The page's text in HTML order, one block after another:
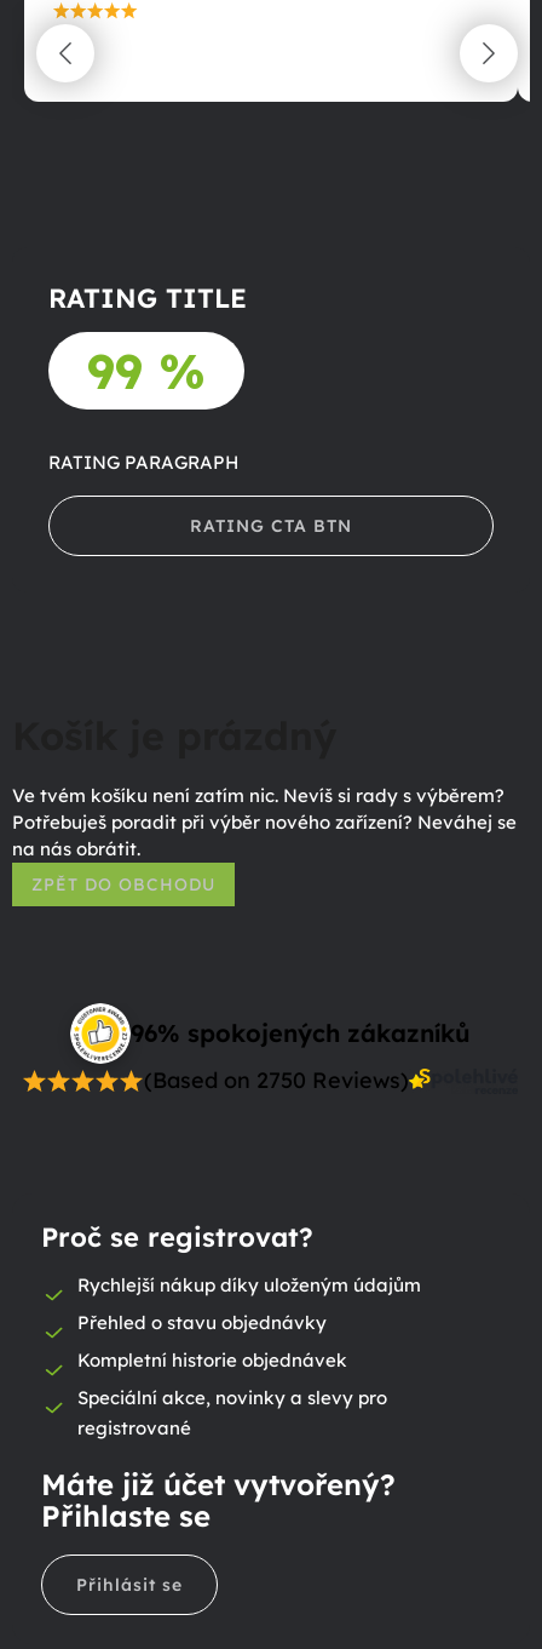
maximální spokojenost
22.06.2025
RATING TITLE
99 %
RATING PARAGRAPH
RATING CTA BTN
Ve tvém košíku není zatím nic. Nevíš si rady s výběrem?
Potřebuješ poradit při výběr nového zařízení? Neváhej se
na nás obrátit.
ZPĚT DO OBCHODU
96% spokojených zákazníků
(Based on 2750 Reviews)
Proč se registrovat?
Rychlejší nákup díky uloženým údajům
Přehled o stavu objednávky
Kompletní historie objednávek
Speciální akce, novinky a slevy pro
registrované
Máte již účet vytvořený?
Přihlaste se
Přihlásit se